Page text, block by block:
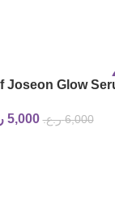
Joseon Glow
6,000 ر.ع. 5,000